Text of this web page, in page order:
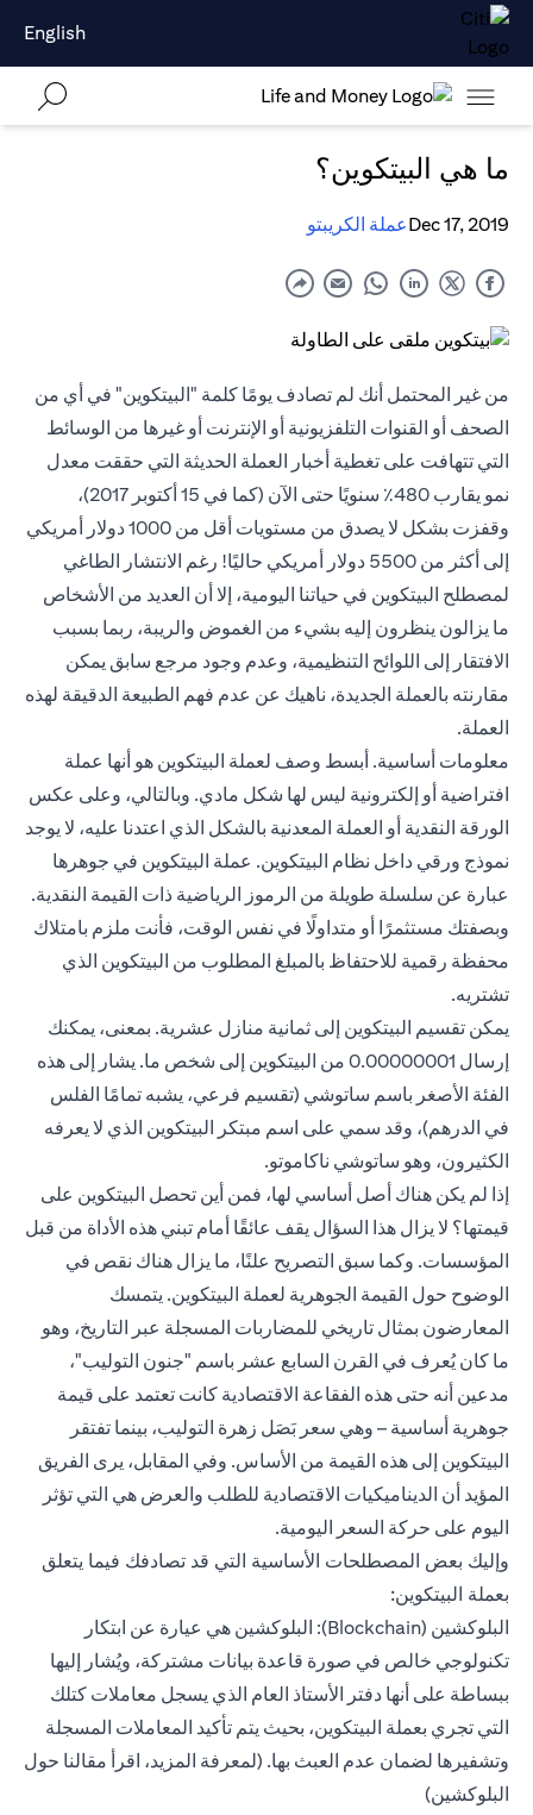
English
ما هي البيتكوين؟
Dec 17, 2019عملة الكريبتو
من غير المحتمل أنك لم تصادف يومًا كلمة "البيتكوين" في أي من
الصحف أو القنوات التلفزيونية أو الإنترنت أو غيرها من الوسائط
التي تتهافت على تغطية أخبار العملة الحديثة التي حققت معدل
نمو يقارب 480٪ سنويًا حتى الآن (كما في 15 أكتوبر 2017)،
وقفزت بشكل لا يصدق من مستويات أقل من 1000 دولار أمريكي
إلى أكثر من 5500 دولار أمريكي حاليًا! رغم الانتشار الطاغي
لمصطلح البيتكوين في حياتنا اليومية، إلا أن العديد من الأشخاص
ما يزالون ينظرون إليه بشيء من الغموض والريبة، ربما بسبب
الافتقار إلى اللوائح التنظيمية، وعدم وجود مرجع سابق يمكن
مقارنته بالعملة الجديدة، ناهيك عن عدم فهم الطبيعة الدقيقة لهذه
العملة.
معلومات أساسية. أبسط وصف لعملة البيتكوين هو أنها عملة
افتراضية أو إلكترونية ليس لها شكل مادي. وبالتالي، وعلى عكس
الورقة النقدية أو العملة المعدنية بالشكل الذي اعتدنا عليه، لا يوجد
نموذج ورقي داخل نظام البيتكوين. عملة البيتكوين في جوهرها
عبارة عن سلسلة طويلة من الرموز الرياضية ذات القيمة النقدية.
وبصفتك مستثمرًا أو متداولًا في نفس الوقت، فأنت ملزم بامتلاك
محفظة رقمية للاحتفاظ بالمبلغ المطلوب من البيتكوين الذي
تشتريه.
يمكن تقسيم البيتكوين إلى ثمانية منازل عشرية. بمعنى، يمكنك
إرسال 0.00000001 من البيتكوين إلى شخص ما. يشار إلى هذه
الفئة الأصغر باسم ساتوشي (تقسيم فرعي، يشبه تمامًا الفلس
في الدرهم)، وقد سمي على اسم مبتكر البيتكوين الذي لا يعرفه
الكثيرون، وهو ساتوشي ناكاموتو.
إذا لم يكن هناك أصل أساسي لها، فمن أين تحصل البيتكوين على
قيمتها؟ لا يزال هذا السؤال يقف عائقًا أمام تبني هذه الأداة من قبل
المؤسسات. وكما سبق التصريح علنًا، ما يزال هناك نقص في
الوضوح حول القيمة الجوهرية لعملة البيتكوين. يتمسك
المعارضون بمثال تاريخي للمضاربات المسجلة عبر التاريخ، وهو
ما كان يُعرف في القرن السابع عشر باسم "جنون التوليب"،
مدعين أنه حتى هذه الفقاعة الاقتصادية كانت تعتمد على قيمة
جوهرية أساسية – وهي سعر بَصَل زهرة التوليب، بينما تفتقر
البيتكوين إلى هذه القيمة من الأساس. وفي المقابل، يرى الفريق
المؤيد أن الديناميكيات الاقتصادية للطلب والعرض هي التي تؤثر
اليوم على حركة السعر اليومية.
وإليك بعض المصطلحات الأساسية التي قد تصادفك فيما يتعلق
بعملة البيتكوين:
البلوكشين (Blockchain): البلوكشين هي عيارة عن ابتكار
تكنولوجي خالص في صورة قاعدة بيانات مشتركة، ويُشار إليها
ببساطة على أنها دفتر الأستاذ العام الذي يسجل معاملات كتلك
التي تجري بعملة البيتكوين، بحيث يتم تأكيد المعاملات المسجلة
وتشفيرها لضمان عدم العبث بها. (لمعرفة المزيد، اقرأ مقالنا حول
البلوكشين)